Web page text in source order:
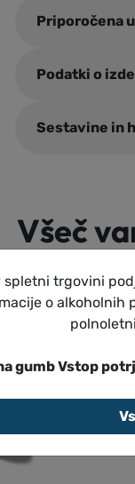
Priporočena
Podatki o
Sestavine in
Všeč
spletni trgovini
o alkoholnih
gumb Vstop